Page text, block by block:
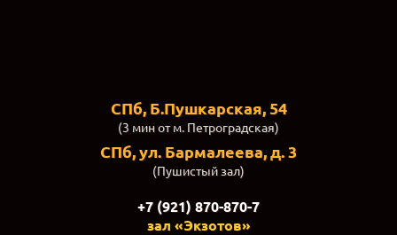
СПб, Б.Пушкарская, 54
(3 мин от м. Петроградская)
СПб, ул. Бармалеева, д. 3
(Пушистый зал)
+7 (921) 870-870-7
зал «Экзотов»